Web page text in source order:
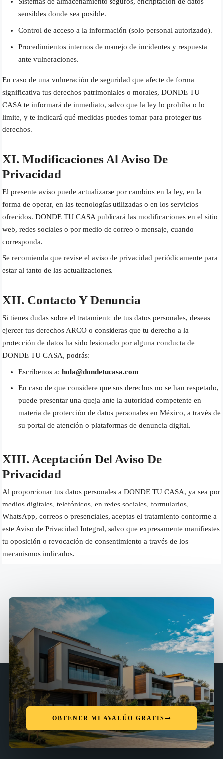
sensibles donde sea posible.
Control de acceso a la información (solo personal autorizado).
Procedimientos internos de manejo de incidentes y respuesta
ante vulneraciones.
En caso de una vulneración de seguridad que afecte de forma
significativa tus derechos patrimoniales o morales, DONDE TU
CASA te informará de inmediato, salvo que la ley lo prohíba o lo
limite, y te indicará qué medidas puedes tomar para proteger tus
derechos.
XI. Modificaciones Al Aviso De
Privacidad
El presente aviso puede actualizarse por cambios en la ley, en la
forma de operar, en las tecnologías utilizadas o en los servicios
ofrecidos. DONDE TU CASA publicará las modificaciones en el sitio
web, redes sociales o por medio de correo o mensaje, cuando
corresponda.
Se recomienda que revise el aviso de privacidad periódicamente para
estar al tanto de las actualizaciones.
XII. Contacto Y Denuncia
Si tienes dudas sobre el tratamiento de tus datos personales, deseas
ejercer tus derechos ARCO o consideras que tu derecho a la
protección de datos ha sido lesionado por alguna conducta de
DONDE TU CASA, podrás:
Escríbenos a: hola@dondetucasa.com
En caso de que considere que sus derechos no se han respetado,
puede presentar una queja ante la autoridad competente en
materia de protección de datos personales en México, a través de
su portal de atención o plataformas de denuncia digital.
XIII. Aceptación Del Aviso De
Privacidad
Al proporcionar tus datos personales a DONDE TU CASA, ya sea por
medios digitales, telefónicos, en redes sociales, formularios,
WhatsApp, correos o presenciales, aceptas el tratamiento conforme a
este Aviso de Privacidad Integral, salvo que expresamente manifiestes
tu oposición o revocación de consentimiento a través de los
mecanismos indicados.
OBTENER MI AVALÚO GRATIS